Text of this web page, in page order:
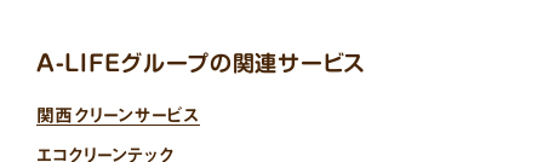
A-LIFEグループの関連サービス
関西クリーンサービス
エコクリーンテック